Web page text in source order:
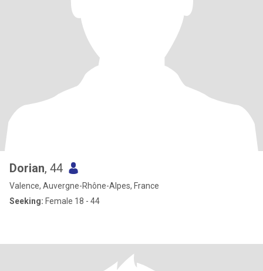
Dorian, 44
Valence, Auvergne-Rhône-Alpes, France
Seeking: Female 18 - 44